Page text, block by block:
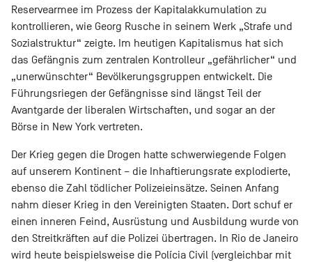
Reservearmee im Prozess der Kapitalakkumulation zu
kontrollieren, wie Georg Rusche in seinem Werk „Strafe und
Sozialstruktur“ zeigte. Im heutigen Kapitalismus hat sich
das Gefängnis zum zentralen Kontrolleur „gefährlicher“ und
„unerwünschter“ Bevölkerungsgruppen entwickelt. Die
Führungsriegen der Gefängnisse sind längst Teil der
Avantgarde der liberalen Wirtschaften, und sogar an der
Börse in New York vertreten.
Der Krieg gegen die Drogen hatte schwerwiegende Folgen
auf unserem Kontinent – die Inhaftierungsrate explodierte,
ebenso die Zahl tödlicher Polizeieinsätze. Seinen Anfang
nahm dieser Krieg in den Vereinigten Staaten. Dort schuf er
einen inneren Feind, Ausrüstung und Ausbildung wurde von
den Streitkräften auf die Polizei übertragen. In Rio de Janeiro
wird heute beispielsweise die Polícia Civil (vergleichbar mit